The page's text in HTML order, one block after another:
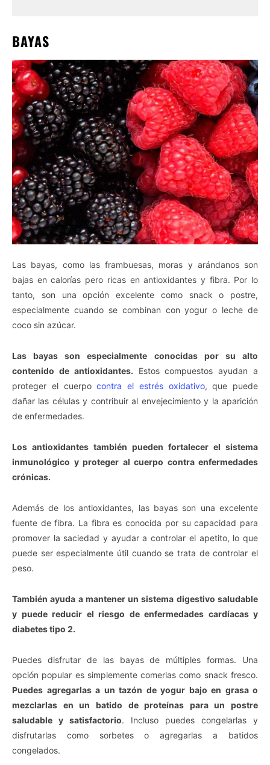
BAYAS
Las bayas, como las frambuesas, moras y arándanos son
bajas en calorías pero ricas en antioxidantes y fibra. Por lo
tanto, son una opción excelente como snack o postre,
especialmente cuando se combinan con yogur o leche de
coco sin azúcar.
Las bayas son especialmente conocidas por su alto
contenido de antioxidantes. Estos compuestos ayudan a
proteger el cuerpocontra el estrés oxidativo, que puede
dañar las células y contribuir al envejecimiento y la aparición
de enfermedades.
Los antioxidantes también pueden fortalecer el sistema
inmunológico y proteger al cuerpo contra enfermedades
crónicas.
Además de los antioxidantes, las bayas son una excelente
fuente de fibra. La fibra es conocida por su capacidad para
promover la saciedad y ayudar a controlar el apetito, lo que
puede ser especialmente útil cuando se trata de controlar el
peso.
También ayuda a mantener un sistema digestivo saludable
y puede reducir el riesgo de enfermedades cardíacas y
diabetes tipo 2.
Puedes disfrutar de las bayas de múltiples formas. Una
opción popular es simplemente comerlas como snack fresco.
Puedes agregarlas a un tazón de yogur bajo en grasa o
mezclarlas en un batido de proteínas para un postre
saludable y satisfactorio. Incluso puedes congelarlas y
disfrutarlas como sorbetes o agregarlas a batidos
congelados.